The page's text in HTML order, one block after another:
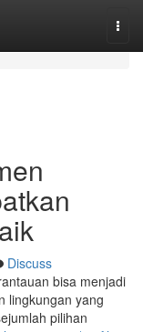
Discuss
bisa menjadi
lingkungan yang
pilihan